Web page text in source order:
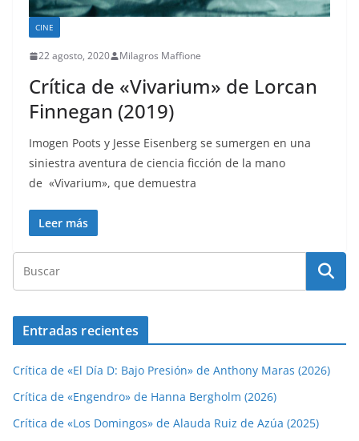
CINE
22 agosto, 2020 Milagros Maffione
Crítica de «Vivarium» de Lorcan
Finnegan (2019)
Imogen Poots y Jesse Eisenberg se sumergen en una
siniestra aventura de ciencia ficción de la mano
de «Vivarium», que demuestra
Leer más
Entradas recientes
Crítica de «El Día D: Bajo Presión» de Anthony Maras (2026)
Crítica de «Engendro» de Hanna Bergholm (2026)
Crítica de «Los Domingos» de Alauda Ruiz de Azúa (2025)